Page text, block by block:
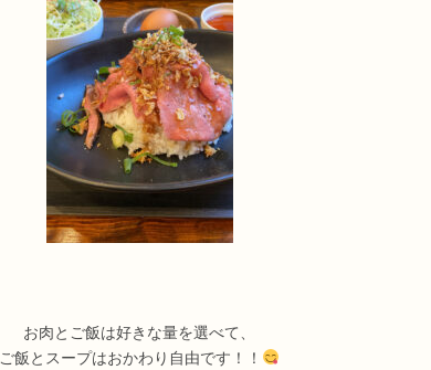
お肉とご飯は好きな量を選べて、
ご飯とスープはおかわり自由です！！